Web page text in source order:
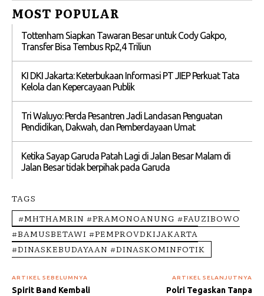
MOST POPULAR
Tottenham Siapkan Tawaran Besar untuk Cody Gakpo,
Transfer Bisa Tembus Rp2,4 Triliun
KI DKI Jakarta: Keterbukaan Informasi PT JIEP Perkuat Tata
Kelola dan Kepercayaan Publik
Tri Waluyo: Perda Pesantren Jadi Landasan Penguatan
Pendidikan, Dakwah, dan Pemberdayaan Umat
Ketika Sayap Garuda Patah Lagi di Jalan Besar Malam di
Jalan Besar tidak berpihak pada Garuda
TAGS
#MHTHAMRIN #PRAMONOANUNG #FAUZIBOWO
#BAMUSBETAWI #PEMPROVDKIJAKARTA
#DINASKEBUDAYAAN #DINASKOMINFOTIK
ARTIKEL SEBELUMNYA
Spirit Band Kembali
ARTIKEL SELANJUTNYA
Polri Tegaskan Tanpa